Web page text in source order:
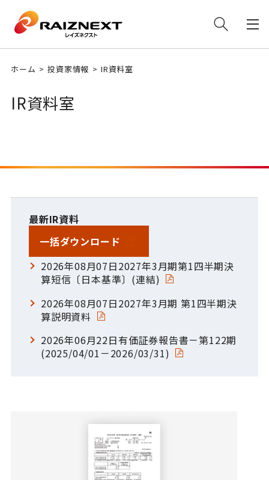
ホーム 投資家情報 IR資料室
IR資料室
最新IR資料
一括ダウンロード
2026年08月07日2027年3月期第1四半期決
算短信〔日本基準〕(連結)
2026年08月07日2027年3月期 第1四半期決
算説明資料
2026年06月22日有価証券報告書－第122期
(2025/04/01－2026/03/31)